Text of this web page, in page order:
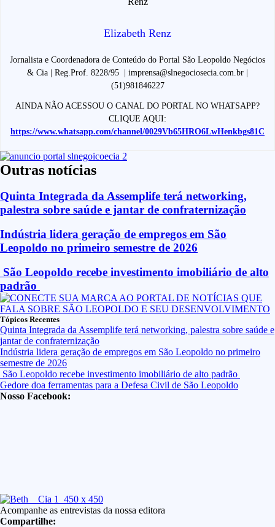
Elizabeth Renz
Jornalista e Coordenadora de Conteúdo do Portal São Leopoldo Negócios
& Cia | Reg.Prof. 8228/95 | imprensa@slnegociosecia.com.br |
(51)981846227
AINDA NÃO ACESSOU O CANAL DO PORTAL NO WHATSAPP?
CLIQUE AQUI:
https://www.whatsapp.com/channel/0029Vb65HRO6LwHenkbgs81C
Outras notícias
Quinta Integrada da Assemplife terá networking,
palestra sobre saúde e jantar de confraternização
Indústria lidera geração de empregos em São
Leopoldo no primeiro semestre de 2026
São Leopoldo recebe investimento imobiliário de alto
padrão
Tópicos Recentes
Quinta Integrada da Assemplife terá networking, palestra sobre saúde e
jantar de confraternização
Indústria lidera geração de empregos em São Leopoldo no primeiro
semestre de 2026
São Leopoldo recebe investimento imobiliário de alto padrão
Gedore doa ferramentas para a Defesa Civil de São Leopoldo
Nosso Facebook:
Acompanhe as entrevistas da nossa editora
Compartilhe: